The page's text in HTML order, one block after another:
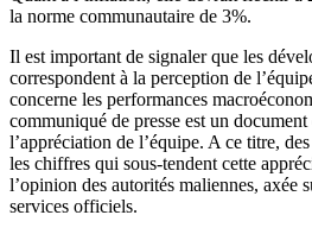
la norme communautaire de 3%.
Il est important de signaler que les
correspondent à la perception de
concerne les performances
communiqué de presse est un
l’appréciation de l’équipe. A ce titre,
les chiffres qui sous-tendent cette
l’opinion des autorités maliennes, axée
services officiels.